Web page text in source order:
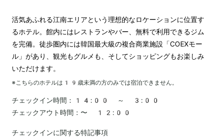
活気あふれる江南エリアという理想的なロケーションに位置す
るホテル。館内にはレストランやバー、無料で利用できるジム
を完備。徒歩圏内には韓国最大級の複合商業施設「COEXモー
ル」があり、観光もグルメも、そしてショッピングもお楽しみ
いただけます。
※こちらのホテルは 19 歳未満の方のみでは宿泊できません。
チェックイン時間：
14:00 ～ 3:00
チェックアウト時間： 〜 12:00
チェックインに関する特記事項